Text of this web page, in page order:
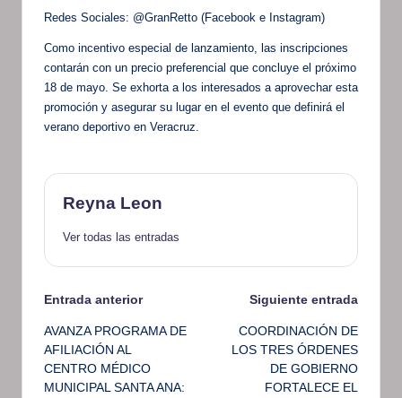
Redes Sociales: @GranRetto (Facebook e Instagram)
Como incentivo especial de lanzamiento, las inscripciones
contarán con un precio preferencial que concluye el próximo
18 de mayo. Se exhorta a los interesados a aprovechar esta
promoción y asegurar su lugar en el evento que definirá el
verano deportivo en Veracruz.
Reyna Leon
Ver todas las entradas
Navegación
de
entradas
Entrada anterior
AVANZA PROGRAMA DE
AFILIACIÓN AL
CENTRO MÉDICO
MUNICIPAL SANTA ANA:
Siguiente entrada
COORDINACIÓN DE
LOS TRES ÓRDENES
DE GOBIERNO
FORTALECE EL